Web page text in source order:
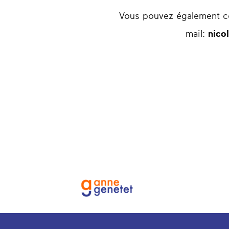
Vous pouvez également
mail: